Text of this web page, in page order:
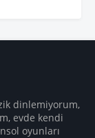
dinlemiyorum,
evde kendi
oyunları